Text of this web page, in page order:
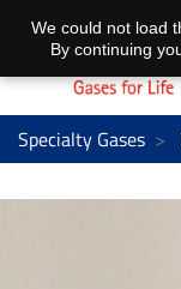
Specialty Gases
We could not load
By continuing